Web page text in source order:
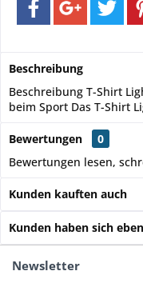
Beschreibung
Beschreibung T-Shirt
beim Sport Das T-Shirt
Bewertungen
0
Bewertungen lesen,
Kunden kauften auch
Kunden haben sich
Newsletter